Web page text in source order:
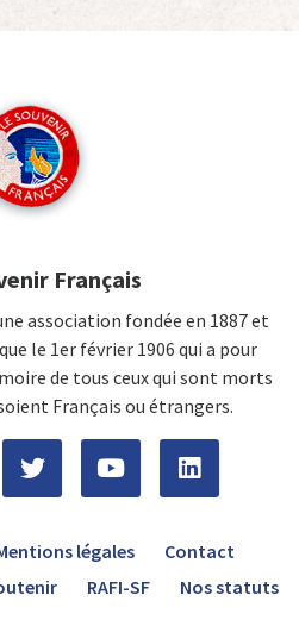
Français
association fondée en 1887 et
le 1er février 1906 qui a pour
de tous ceux qui sont morts
Français ou étrangers.
légales
Contact
RAFI-SF Nos statuts